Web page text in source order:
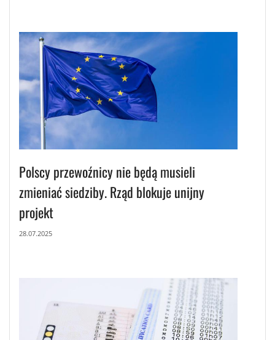
Polscy przewoźnicy nie będą musieli
zmieniać siedziby. Rząd blokuje unijny
projekt
28.07.2025